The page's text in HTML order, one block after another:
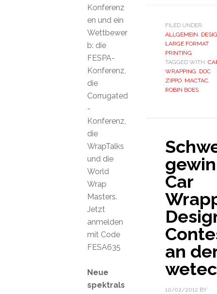
FILED UNDER:
ALLGEMEIN,
LARGE FORMAT
PRINTING
TAGGED WITH:
WRAPPING, DOC
ZIPPO, MACTAC,
ROBIN BOES
Car
an
wetec
10/02/2012 BY
Konferenz
en und ein
Wettbewer
b: die
FESPA-
Konferenz,
die
Corrugated
-
Konferenz,
die
WrapTalks
und die
World
Wrap
Masters.
Jetzt
anmelden
mit Code
FESA635
Neue
spektrals